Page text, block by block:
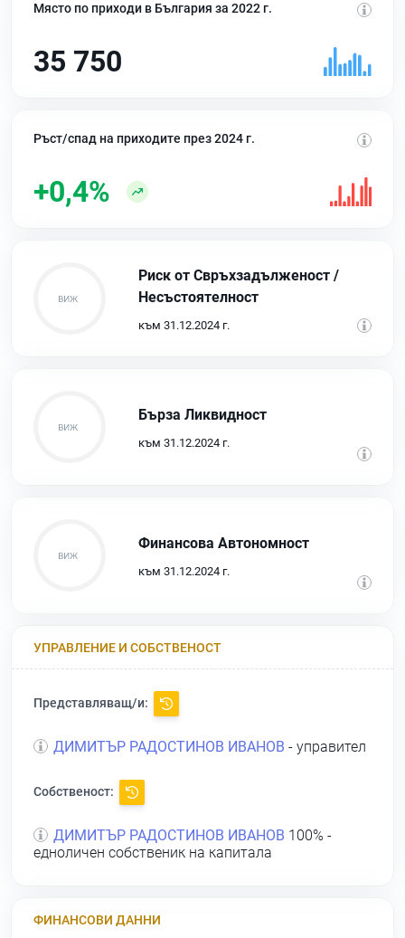
Място по приходи в България за 2022 г.
35 750
Ръст/спад на приходите през 2024 г.
+0,4%
Риск от Свръхзадълженост /
Несъстоятелност
към 31.12.2024 г.
Бърза Ликвидност
към 31.12.2024 г.
Финансова Автономност
към 31.12.2024 г.
УПРАВЛЕНИЕ И СОБСТВЕНОСТ
Представляващ/и:
ДИМИТЪР РАДОСТИНОВ ИВАНОВ - управител
Собственост:
ДИМИТЪР РАДОСТИНОВ ИВАНОВ 100% -
едноличен собственик на капитала
ФИНАНСОВИ ДАННИ